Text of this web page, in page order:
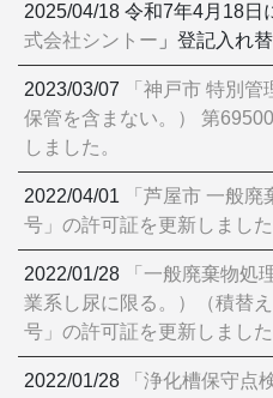
2025/04/18 令和7年4月18日
式会社シントー 」登記入れ
2023/03/07
「神戸市 特別
保管を含まない。） 第
しました。
2022/04/01
「芦屋市 一般
号」の許可証を更新しました
2022/01/28
「一般廃棄物処
業系し尿に限る。）（積替
号」の許可証を更新しました
2022/01/28
「浄化槽保守点